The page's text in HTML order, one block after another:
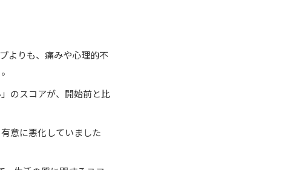
よりも、痛みや心理的不
のスコアが、開始前と比
意に悪化していました